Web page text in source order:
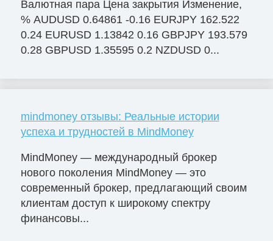
Валютная пара Цена закрытия Изменение,
% AUDUSD 0.64861 -0.16 EURJPY 162.522
0.24 EURUSD 1.13842 0.16 GBPJPY 193.579
0.28 GBPUSD 1.35595 0.2 NZDUSD 0...
mindmoney отзывы: Реальные истории
успеха и трудностей в MindMoney
MindMoney — международный брокер
нового поколения MindMoney — это
современный брокер, предлагающий своим
клиентам доступ к широкому спектру
финансовы...